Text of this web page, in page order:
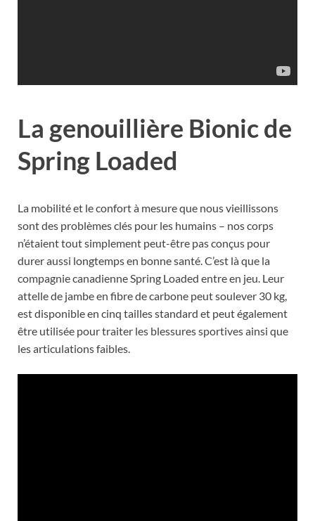
La genouillière Bionic de
Spring Loaded
La mobilité et le confort à mesure que nous vieillissons
sont des problèmes clés pour les humains – nos corps
n’étaient tout simplement peut-être pas conçus pour
durer aussi longtemps en bonne santé. C’est là que la
compagnie canadienne Spring Loaded entre en jeu. Leur
attelle de jambe en fibre de carbone peut soulever 30 kg,
est disponible en cinq tailles standard et peut également
être utilisée pour traiter les blessures sportives ainsi que
les articulations faibles.